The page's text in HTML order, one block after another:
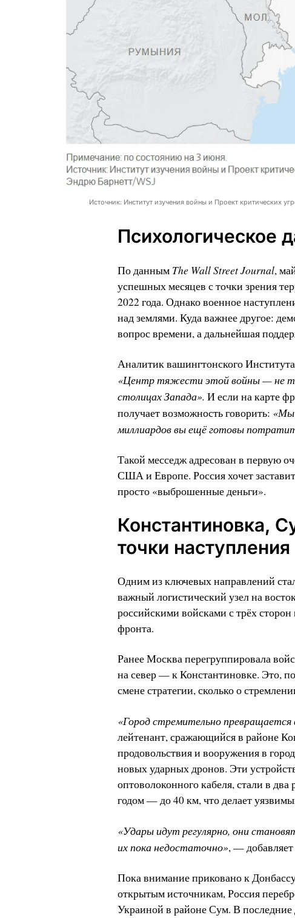
Источник: Институт изучения войны и Проект критических
Психологическое
По данным The Wall Street Journal,
успешных месяцев с точки зрения
2022 года. Однако военное
над землями. Куда важнее другое:
вопрос времени, а дальнейшая
Аналитик вашингтонского
«Центр тяжести этой войны — не
столицах Запада». И если на карте
получает возможность говорить: «Мы
миллиардов вы ещё готовы
Такой месседж адресован в первую
США и Европе. Россия хочет
просто «выброшенные деньги».
Константиновка,
точки наступления
Одним из ключевых направлений
важный логистический узел на
российскими войсками с трёх
фронта.
Ранее Москва перегруппировала
на север — к Константиновке. Это,
смене стратегии, сколько о
«Город стремительно
лейтенант, сражающийся в районе
продовольствия и вооружения в
новых ударных дронов. Эти
оптоволоконного кабеля, стали в
годом — до 40 км, что делает
«Удары идут регулярно, они
их пока недостаточно», — добавляет
Пока внимание приковано к
открытым источникам, Россия
Украиной в районе Сум. В